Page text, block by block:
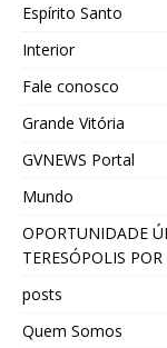
Espírito Santo
Interior
Fale conosco
Grande Vitória
GVNEWS Portal
Mundo
OPORTUNIDADE
TERESÓPOLIS
posts
Quem Somos